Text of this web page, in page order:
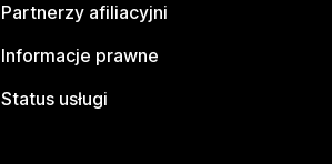
Partnerzy afiliacyjni
Informacje prawne
Status usługi